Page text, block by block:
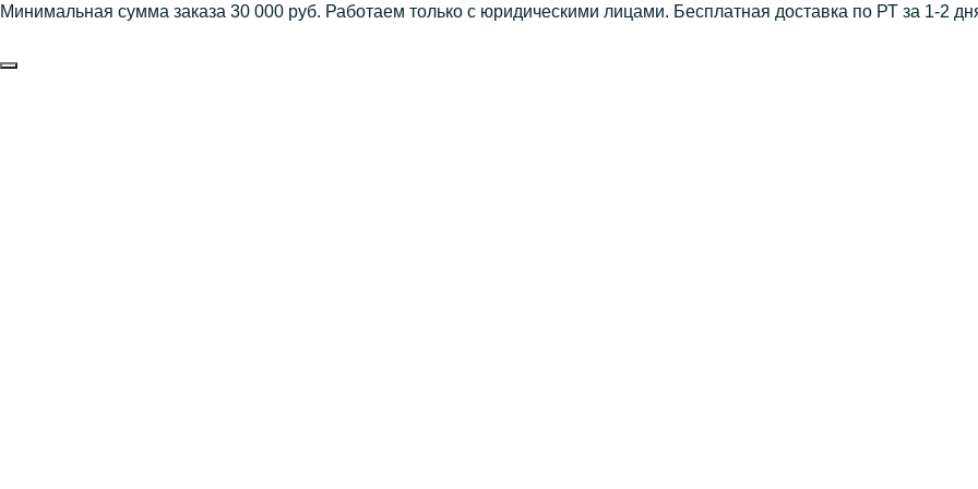
Минимальная сумма заказа 30 000 руб. Работаем только с юридическими лицами. Бесплатная доставка по РТ за 1-2